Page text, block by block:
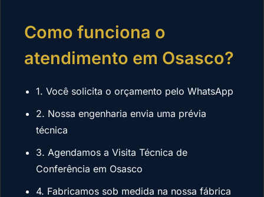
Como funciona o
atendimento em Osasco?
1. Você solicita o orçamento pelo WhatsApp
2. Nossa engenharia envia uma prévia
técnica
3. Agendamos a Visita Técnica de
Conferência em Osasco
4. Fabricamos sob medida na nossa fábrica